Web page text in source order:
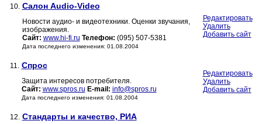
10. Салон Audio-Video
Новости аудио- и видеотехники. Оценки звучания,
изображения.
Сайт: www.hi-fi.ru Телефон: (095) 507-5381
Дата последнего изменения: 01.08.2004
Редактировать
Удалить
Добавить сайт
11. Спрос
Защита интересов потребителя.
Сайт: www.spros.ru E-mail: info@spros.ru
Дата последнего изменения: 01.08.2004
Редактировать
Удалить
Добавить сайт
12. Стандарты и качество, РИА